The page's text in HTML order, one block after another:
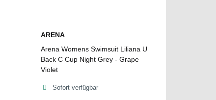
ARENA
Arena Womens Swimsuit Liliana U
Back C Cup Night Grey - Grape
Violet
Sofort verfügbar